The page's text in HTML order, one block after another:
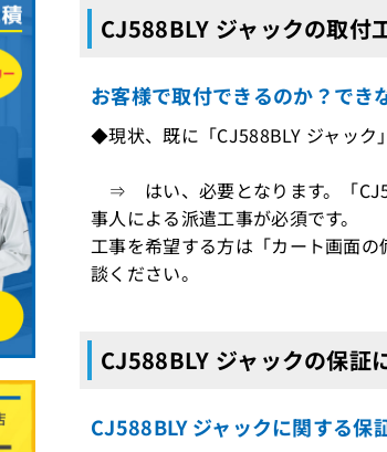
CJ588BLY ジャックの取付
お客様で取付できるのか？でき
◆現状、既に「CJ588BLY ジャック
⇒ はい、必要となります。「
事人による派遣工事が必須です。
工事を希望する方は「カート画面
談ください。
CJ588BLY ジャックの保証
CJ588BLY ジャックに関する保